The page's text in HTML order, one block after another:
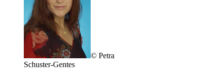
© Petra
Schuster-Gentes